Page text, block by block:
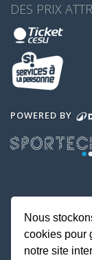
DES PRIX
POWERED BY
Nous
cookies pour
notre site